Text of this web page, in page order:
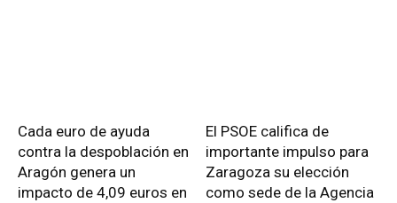
Cada euro de ayuda
contra la despoblación en
Aragón genera un
impacto de 4,09 euros en
El PSOE califica de
importante impulso para
Zaragoza su elección
como sede de la Agencia